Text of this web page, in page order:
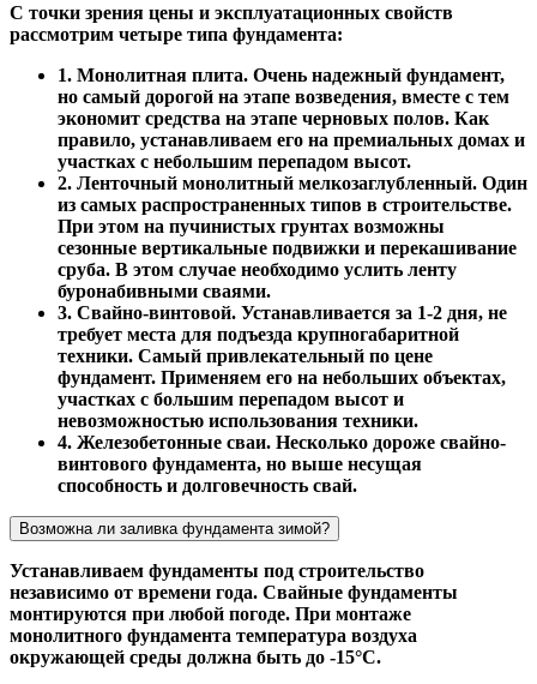
С точки зрения цены и эксплуатационных свойств
рассмотрим четыре типа фундамента:
1. Монолитная плита. Очень надежный фундамент,
но самый дорогой на этапе возведения, вместе с тем
экономит средства на этапе черновых полов. Как
правило, устанавливаем его на премиальных домах и
участках с небольшим перепадом высот.
2. Ленточный монолитный мелкозаглубленный. Один
из самых распространенных типов в строительстве.
При этом на пучинистых грунтах возможны
сезонные вертикальные подвижки и перекашивание
сруба. В этом случае необходимо услить ленту
буронабивными сваями.
3. Свайно-винтовой. Устанавливается за 1-2 дня, не
требует места для подъезда крупногабаритной
техники. Самый привлекательный по цене
фундамент. Применяем его на небольших объектах,
участках с большим перепадом высот и
невозможностью использования техники.
4. Железобетонные сваи. Несколько дороже свайно-
винтового фундамента, но выше несущая
способность и долговечность свай.
Возможна ли заливка фундамента зимой?
Устанавливаем фундаменты под строительство
независимо от времени года. Свайные фундаменты
монтируются при любой погоде. При монтаже
монолитного фундамента температура воздуха
окружающей среды должна быть до -15°С.